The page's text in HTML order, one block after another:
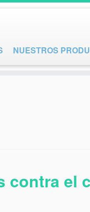
NUESTROS
contra el